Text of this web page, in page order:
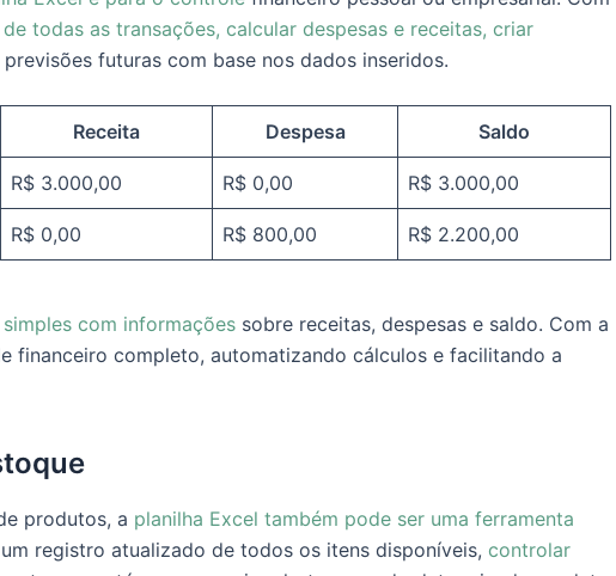
todas as transações, calcular despesas e receitas, criar
futuras com base nos dados inseridos.
Receita Despesa Saldo
R$ 3.000,00 R$ 0,00 R$ 3.000,00
R$ 0,00 R$ 800,00 R$ 2.200,00
com informações sobre receitas, despesas e saldo. Com a
financeiro completo, automatizando cálculos e facilitando a
produtos, a planilha Excel também pode ser uma ferramenta
registro atualizado de todos os itens disponíveis, controlar